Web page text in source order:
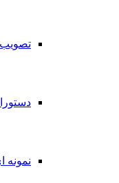
تصویب
نمونه